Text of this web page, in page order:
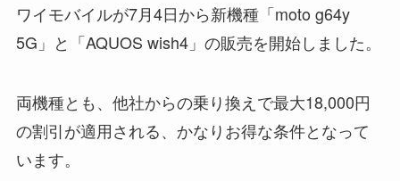
ワイモバイルが7月4日から新機種「moto g64y
5G」と「AQUOS wish4」の販売を開始しました。
両機種とも、他社からの乗り換えで最大18,000円
の割引が適用される、かなりお得な条件となって
います。